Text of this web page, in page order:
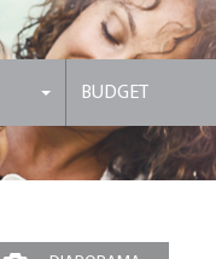
BUDGET